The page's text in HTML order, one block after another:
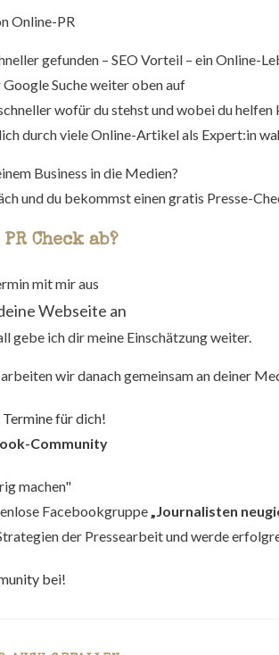
Online-PR
gefunden – SEO Vorteil – ein Online-
Suche weiter oben auf
wofür du stehst und wobei du helfen
durch viele Online-Artikel als Expert:in
Business in die Medien?
und du bekommst einen gratis Presse-
Check ab?
mit mir aus
Webseite an
gebe ich dir meine Einschätzung weiter.
wir danach gemeinsam an deiner
für dich!
Community
machen"
Facebookgruppe„Journalisten
der Pressearbeit und werde
bei!